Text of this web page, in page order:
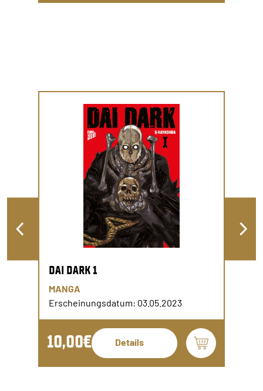
DAI DARK 1
MANGA
Erscheinungsdatum: 03.05.2023
10,00€ Details